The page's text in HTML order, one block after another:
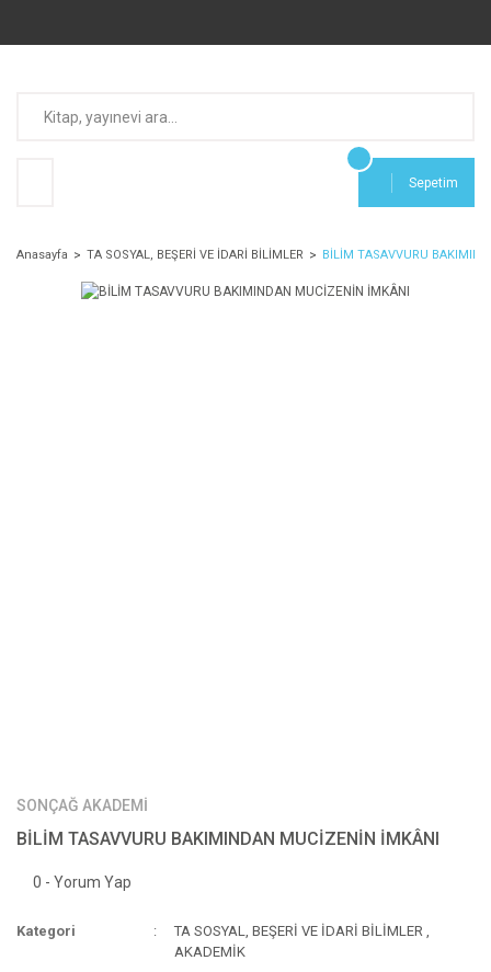
Sepetim
Anasayfa TA SOSYAL, BEŞERİ VE İDARİ BİLİMLER BİLİM TASAVVURU
SONÇAĞ AKADEMİ
BİLİM TASAVVURU BAKIMINDAN MUCİZENİN İMKÂNI
0 - Yorum Yap
Kategori TA SOSYAL, BEŞERİ VE İDARİ BİLİMLER ,
AKADEMİK